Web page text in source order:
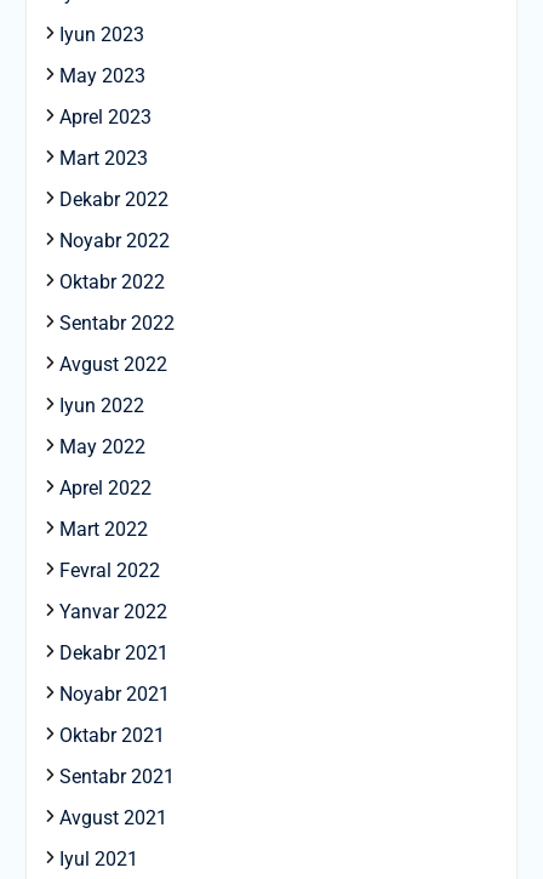
Iyun 2023
May 2023
Aprel 2023
Mart 2023
Dekabr 2022
Noyabr 2022
Oktabr 2022
Sentabr 2022
Avgust 2022
Iyun 2022
May 2022
Aprel 2022
Mart 2022
Fevral 2022
Yanvar 2022
Dekabr 2021
Noyabr 2021
Oktabr 2021
Sentabr 2021
Avgust 2021
Iyul 2021